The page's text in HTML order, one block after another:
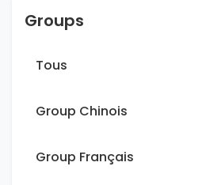
Groups
Tous
Group Chinois
Group Français